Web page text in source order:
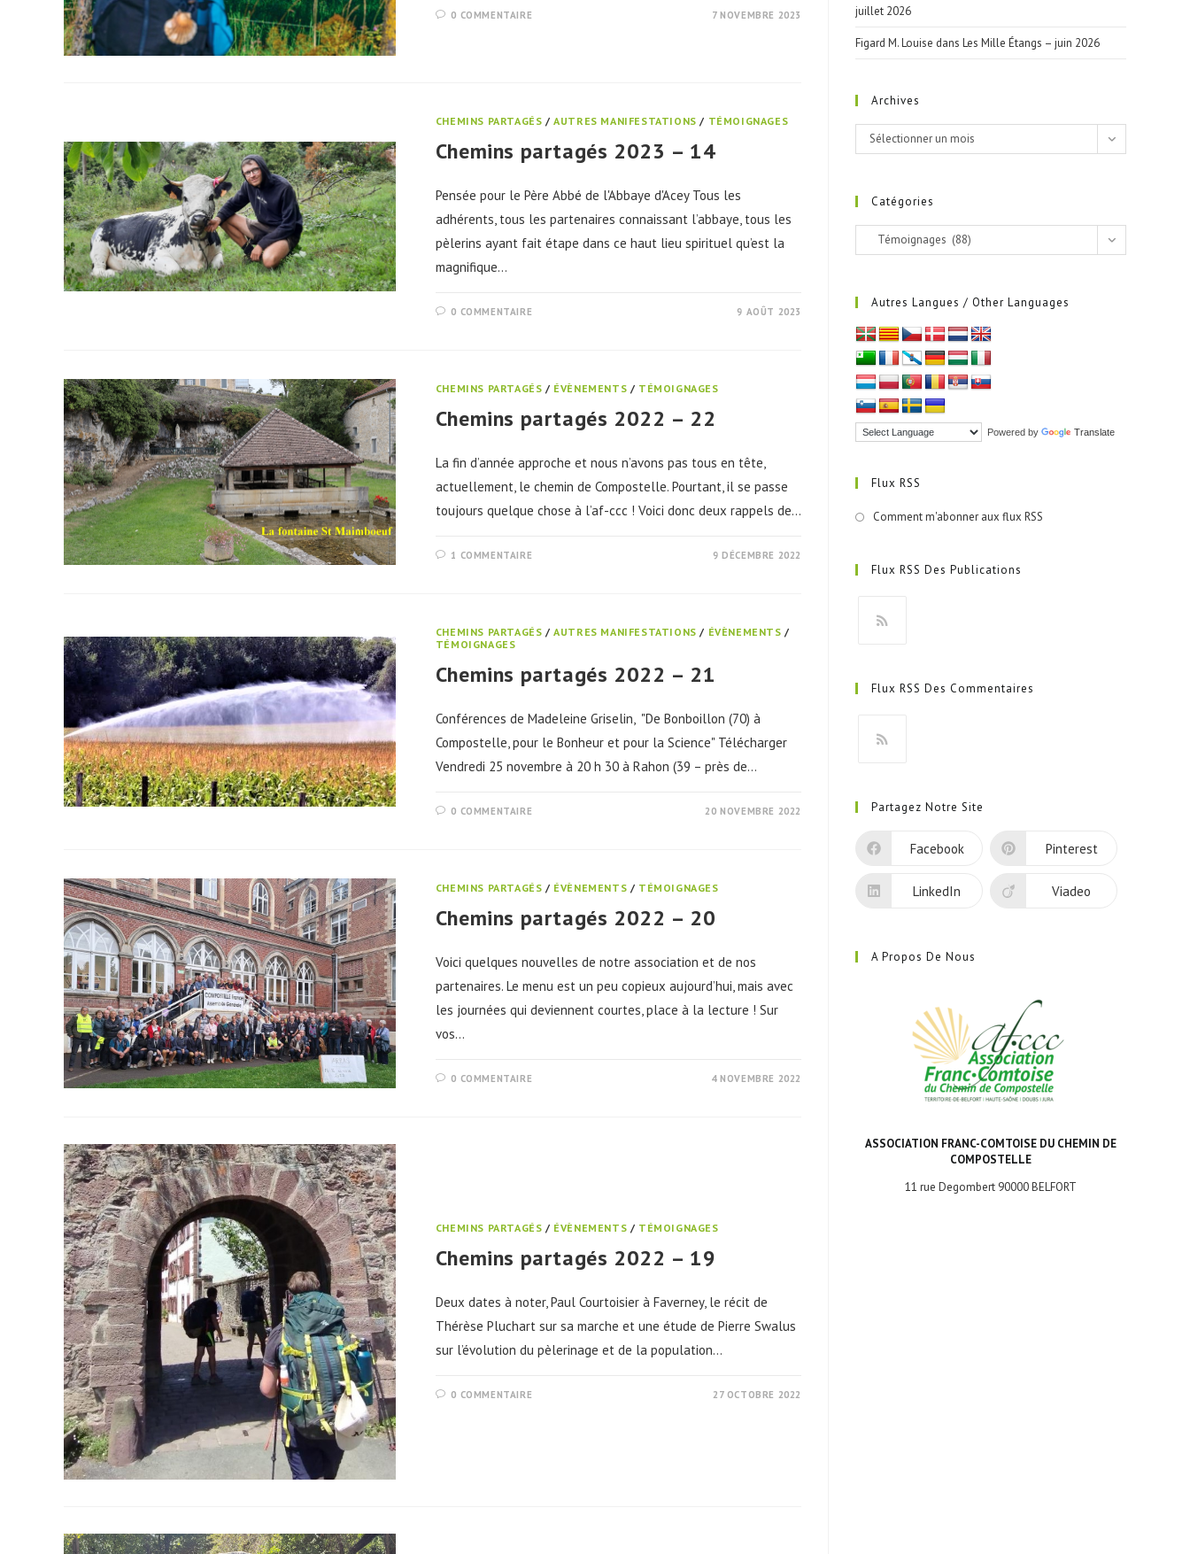
0 COMMENTAIRE 7 NOVEMBRE 2023
CHEMINS PARTAGÉS /AUTRES MANIFESTATIONS / TÉMOIGNAGES
Chemins partagés 2023 – 14
Pensée pour le Père Abbé de l'Abbaye d'Acey Tous les
adhérents, tous les partenaires connaissant l’abbaye, tous les
pèlerins ayant fait étape dans ce haut lieu spirituel qu’est la
magnifique…
0 COMMENTAIRE 9 AOÛT 2023
CHEMINS PARTAGÉS / ÉVÈNEMENTS / TÉMOIGNAGES
Chemins partagés 2022 – 22
La fin d’année approche et nous n’avons pas tous en tête,
actuellement, le chemin de Compostelle. Pourtant, il se passe
toujours quelque chose à l’af-ccc ! Voici donc deux rappels de…
1 COMMENTAIRE 9 DÉCEMBRE 2022
CHEMINS PARTAGÉS /AUTRES MANIFESTATIONS / ÉVÈNEMENTS /
TÉMOIGNAGES
Chemins partagés 2022 – 21
Conférences de Madeleine Griselin, "De Bonboillon (70) à
Compostelle, pour le Bonheur et pour la Science" Télécharger
Vendredi 25 novembre à 20 h 30 à Rahon (39 – près de…
0 COMMENTAIRE 20 NOVEMBRE 2022
CHEMINS PARTAGÉS / ÉVÈNEMENTS / TÉMOIGNAGES
Chemins partagés 2022 – 20
Voici quelques nouvelles de notre association et de nos
partenaires. Le menu est un peu copieux aujourd’hui, mais avec
les journées qui deviennent courtes, place à la lecture ! Sur
vos…
0 COMMENTAIRE 4 NOVEMBRE 2022
CHEMINS PARTAGÉS / ÉVÈNEMENTS / TÉMOIGNAGES
Chemins partagés 2022 – 19
Deux dates à noter, Paul Courtoisier à Faverney, le récit de
Thérèse Pluchart sur sa marche et une étude de Pierre Swalus
sur l’évolution du pèlerinage et de la population…
0 COMMENTAIRE 27 OCTOBRE 2022
juillet 2026
Figard M. Louise dans Les Mille Étangs – juin 2026
Archives
Archives
Sélectionner un mois
Catégories
Catégories
Témoignages (88)
Autres Langues / Other Languages
Powered by Translate
Flux RSS
Comment m'abonner aux flux RSS
Flux RSS Des Publications
un
onglet
Flux RSS Des Commentaires
un
nouvel
Partagez Notre Site
Facebook Pinterest
LinkedIn Viadeo
A Propos De Nous
ASSOCIATION FRANC-COMTOISE DU CHEMIN DE
COMPOSTELLE
11 rue Degombert 90000 BELFORT